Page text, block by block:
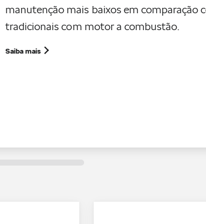
manutenção mais baixos em comparação
tradicionais com motor a combustão.
Saiba mais